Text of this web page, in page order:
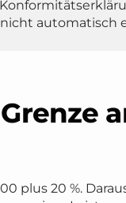
automatisch
plus 20 %.